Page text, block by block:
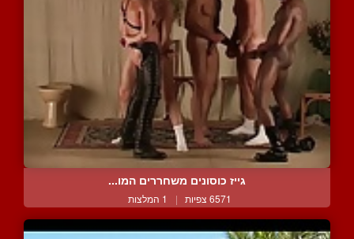
גייז כוסונים משחררים המו...
6571 צפיות | 1 המלצות